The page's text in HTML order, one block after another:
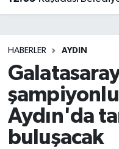
HABERLER AYDIN
Aydın'da
buluşacak
Son Dakika
Haber Arşivi